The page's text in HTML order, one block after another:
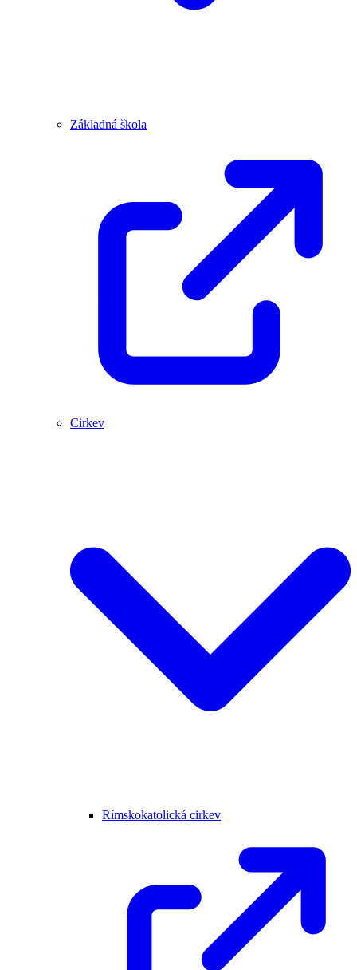
Základná škola
Cirkev
Rímskokatolická cirkev